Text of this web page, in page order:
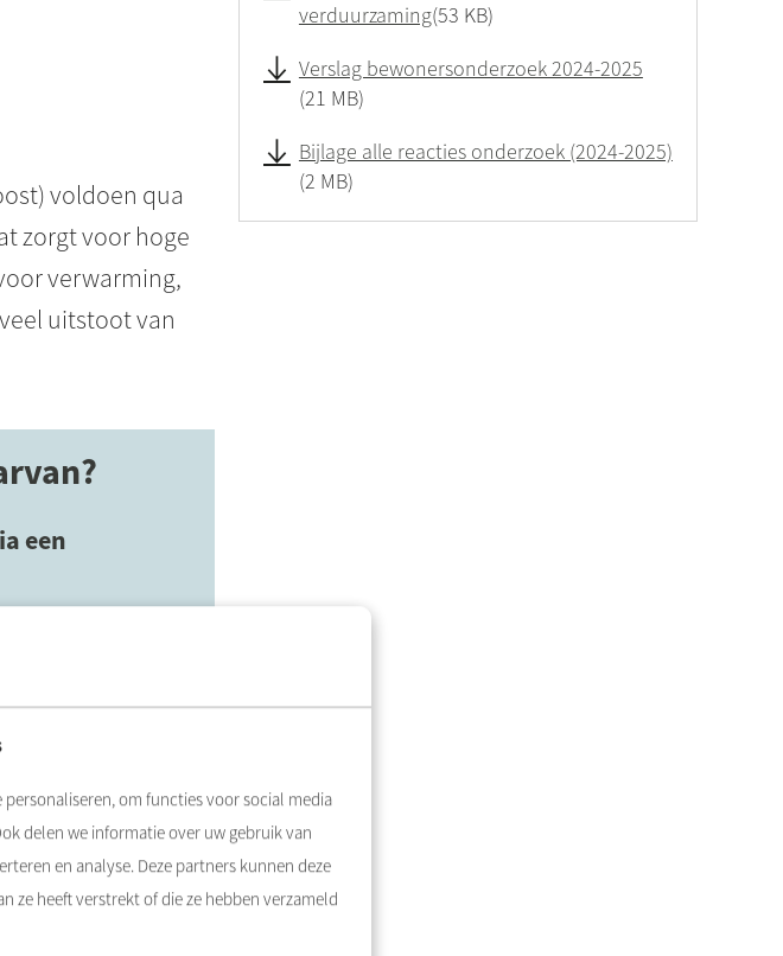
om functies voor social media
delen we informatie over uw gebruik van
en analyse. Deze partners kunnen deze
ze heeft verstrekt of die ze hebben verzameld
voldoen qua
zorgt voor hoge
verwarming,
uitstoot van
een
is, deden we
verwerkt.
van het
lieten doen. We
bij de
verduurzaming 53 KB
Verslag bewonersonderzoek 2024-2025
21 MB
Bijlage alle reacties onderzoek (2024-2025)
2 MB